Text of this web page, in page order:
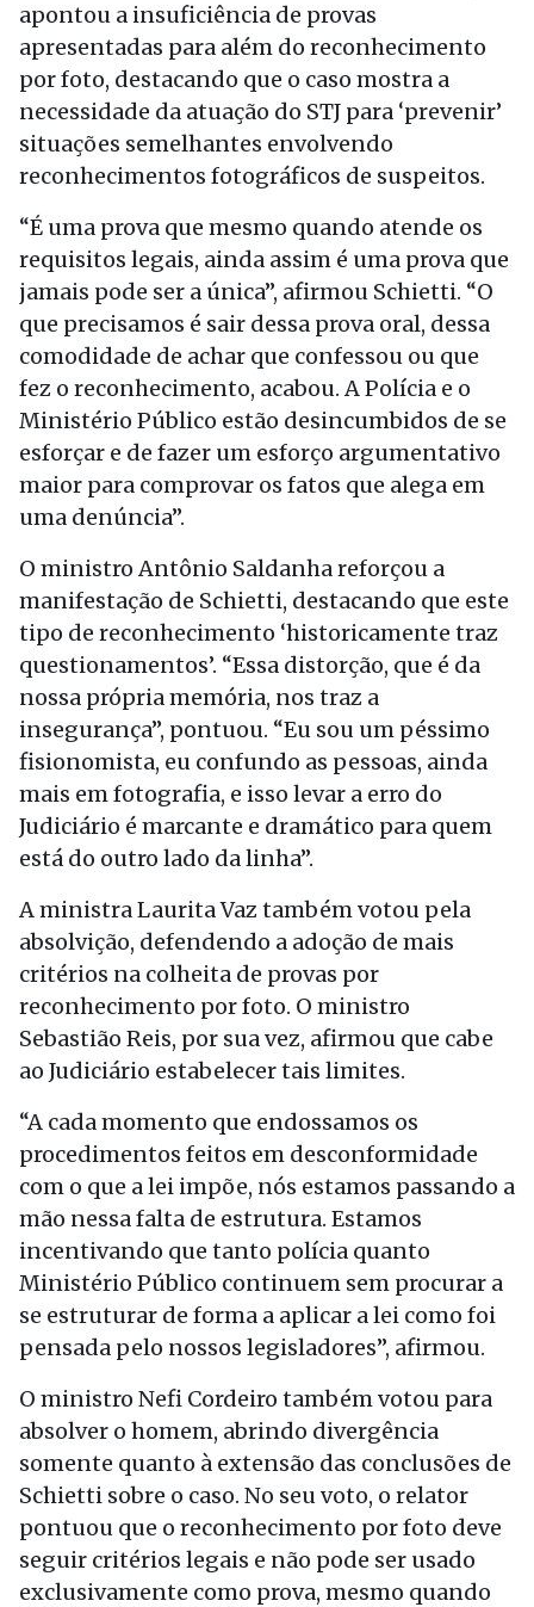
apontou a insuficiência de provas
apresentadas para além do reconhecimento
por foto, destacando que o caso mostra a
necessidade da atuação do STJ para ‘prevenir’
situações semelhantes envolvendo
reconhecimentos fotográficos de suspeitos.
“É uma prova que mesmo quando atende os
requisitos legais, ainda assim é uma prova que
jamais pode ser a única”, afirmou Schietti. “O
que precisamos é sair dessa prova oral, dessa
comodidade de achar que confessou ou que
fez o reconhecimento, acabou. A Polícia e o
Ministério Público estão desincumbidos de se
esforçar e de fazer um esforço argumentativo
maior para comprovar os fatos que alega em
uma denúncia”.
O ministro Antônio Saldanha reforçou a
manifestação de Schietti, destacando que este
tipo de reconhecimento ‘historicamente traz
questionamentos’. “Essa distorção, que é da
nossa própria memória, nos traz a
insegurança”, pontuou. “Eu sou um péssimo
fisionomista, eu confundo as pessoas, ainda
mais em fotografia, e isso levar a erro do
Judiciário é marcante e dramático para quem
está do outro lado da linha”.
A ministra Laurita Vaz também votou pela
absolvição, defendendo a adoção de mais
critérios na colheita de provas por
reconhecimento por foto. O ministro
Sebastião Reis, por sua vez, afirmou que cabe
ao Judiciário estabelecer tais limites.
“A cada momento que endossamos os
procedimentos feitos em desconformidade
com o que a lei impõe, nós estamos passando a
mão nessa falta de estrutura. Estamos
incentivando que tanto polícia quanto
Ministério Público continuem sem procurar a
se estruturar de forma a aplicar a lei como foi
pensada pelo nossos legisladores”, afirmou.
O ministro Nefi Cordeiro também votou para
absolver o homem, abrindo divergência
somente quanto à extensão das conclusões de
Schietti sobre o caso. No seu voto, o relator
pontuou que o reconhecimento por foto deve
seguir critérios legais e não pode ser usado
exclusivamente como prova, mesmo quando